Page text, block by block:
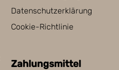
Datenschutzerklärung
Cookie-Richtlinie
Zahlungsmittel